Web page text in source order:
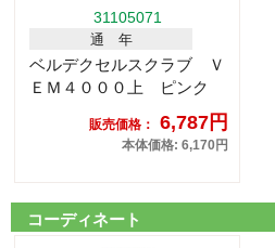
31105071
通 年
ベルデクセルスクラブ Ｖ
ＥＭ４０００上 ピンク
販売価格： 6,787円
本体価格: 6,170円
コーディネート